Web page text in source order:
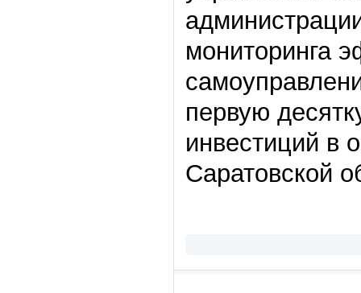
мониторинга
первую
инвестиций в
Саратовской